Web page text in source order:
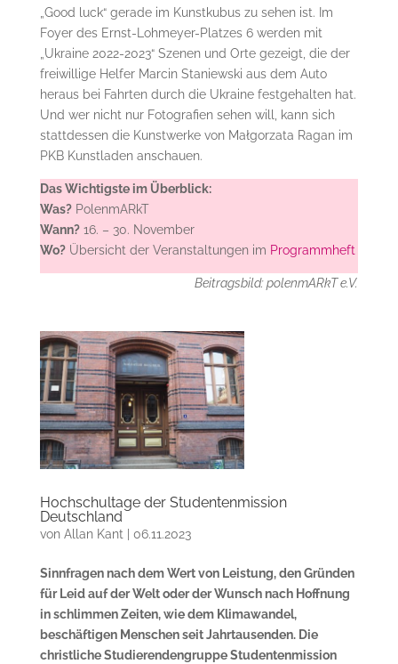
„Good luck“ gerade im Kunstkubus zu sehen ist. Im
Foyer des Ernst-Lohmeyer-Platzes 6 werden mit
„Ukraine 2022-2023“ Szenen und Orte gezeigt, die der
freiwillige Helfer Marcin Staniewski aus dem Auto
heraus bei Fahrten durch die Ukraine festgehalten hat.
Und wer nicht nur Fotografien sehen will, kann sich
stattdessen die Kunstwerke von Małgorzata Ragan im
PKB Kunstladen anschauen.
Das Wichtigste im Überblick:
Was?PolenmARkT
Wann?16. – 30. November
Wo?Übersicht der Veranstaltungen im Programmheft
Beitragsbild: polenmARkT e.V.
Hochschultage der Studentenmission
Deutschland
von Allan Kant 06.11.2023
Sinnfragen nach dem Wert von Leistung, den Gründen
für Leid auf der Welt oder der Wunsch nach Hoffnung
in schlimmen Zeiten, wie dem Klimawandel,
beschäftigen Menschen seit Jahrtausenden. Die
christliche Studierendengruppe Studentenmission